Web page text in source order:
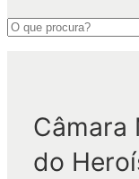
P
Câmara
do